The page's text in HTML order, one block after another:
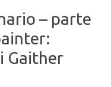
– parte
Gaither